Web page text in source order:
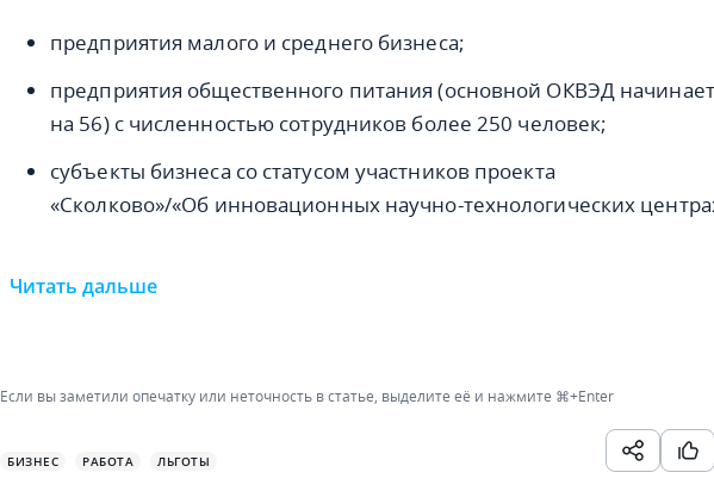
предприятия малого и среднего бизнеса;
предприятия общественного питания (основной ОКВЭД
на 56) с численностью сотрудников более 250 человек;
субъекты бизнеса со статусом участников проекта
«Сколково»/«Об инновационных научно-технологических
Читать дальше
Если вы заметили опечатку или неточность в статье, выделите её и нажмите ⌘+Enter
БИЗНЕС РАБОТА ЛЬГОТЫ